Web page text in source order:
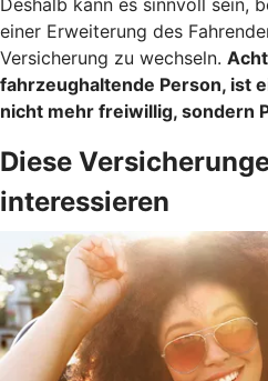
einer Erweiterung des
Versicherung zu wechseln.
fahrzeughaltende Person, ist
nicht mehr freiwillig, sondern
Diese
interessieren